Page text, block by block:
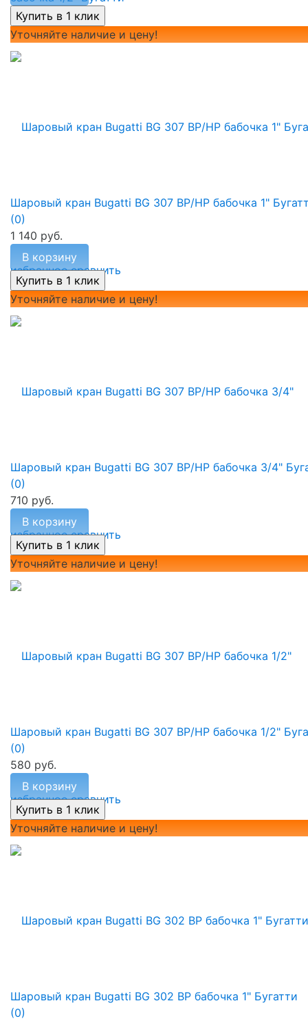
Уточняйте наличие и цену!
избранное сравнить
Шаровый кран Bugatti BG 307 ВР/НР бабочка 1"
(0)
1 140 руб.
В корзину
Уточняйте наличие и цену!
избранное сравнить
Шаровый кран Bugatti BG 307 ВР/НР бабочка 3/4"
(0)
710 руб.
В корзину
Уточняйте наличие и цену!
избранное сравнить
Шаровый кран Bugatti BG 307 ВР/НР бабочка 1/2"
(0)
580 руб.
В корзину
Уточняйте наличие и цену!
Шаровый кран Bugatti BG 302 ВР бабочка 1" Бугатти
(0)